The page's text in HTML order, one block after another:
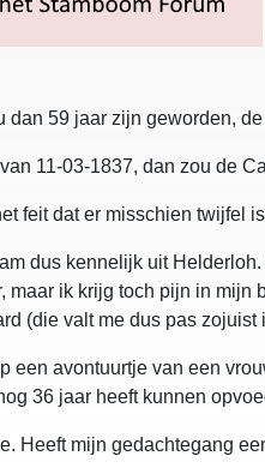
dan 59 jaar zijn geworden,
11-03-1837, dan zou de
feit dat er misschien twijfel
dus kennelijk uit
maar ik krijg toch pijn in
(die valt me dus pas zojuist
een avontuurtje van een
36 jaar heeft kunnen
Heeft mijn gedachtegang